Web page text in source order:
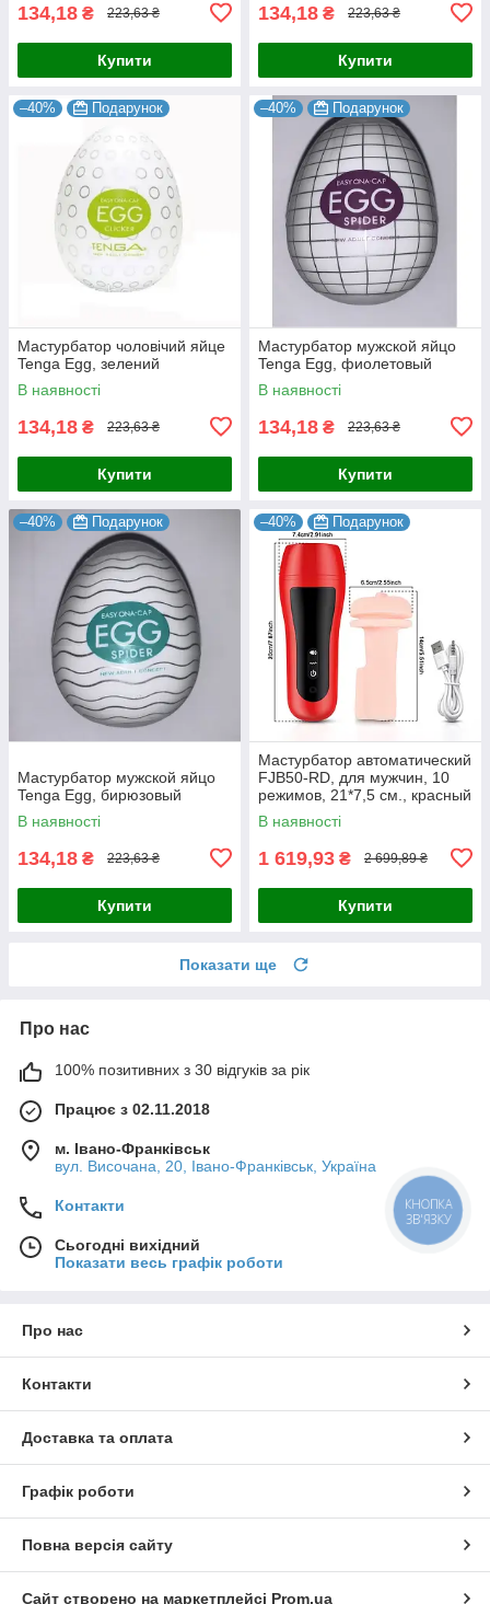
134,18 ₴ 223,63 ₴
Купити
134,18 ₴ 223,63 ₴
Купити
–40% Подарунок
Мастурбатор чоловічий яйце
Tenga Egg, зелений
В наявності
134,18 ₴ 223,63 ₴
Купити
–40% Подарунок
Мастурбатор мужской яйцо
Tenga Egg, фиолетовый
В наявності
134,18 ₴ 223,63 ₴
Купити
–40% Подарунок
Мастурбатор мужской яйцо
Tenga Egg, бирюзовый
В наявності
134,18 ₴ 223,63 ₴
Купити
–40% Подарунок
Мастурбатор автоматический
FJB50-RD, для мужчин, 10
режимов, 21*7,5 см., красный
В наявності
1 619,93 ₴ 2 699,89 ₴
Купити
Показати ще
Про нас
100% позитивних з 30 відгуків за рік
Працює з 02.11.2018
м. Івано-Франківськ
вул. Височана, 20, Івано-Франківськ, Україна
Контакти
Сьогодні вихідний
Показати весь графік роботи
Про нас
Контакти
Доставка та оплата
Графік роботи
Повна версія сайту
Сайт створено на маркетплейсі Prom.ua